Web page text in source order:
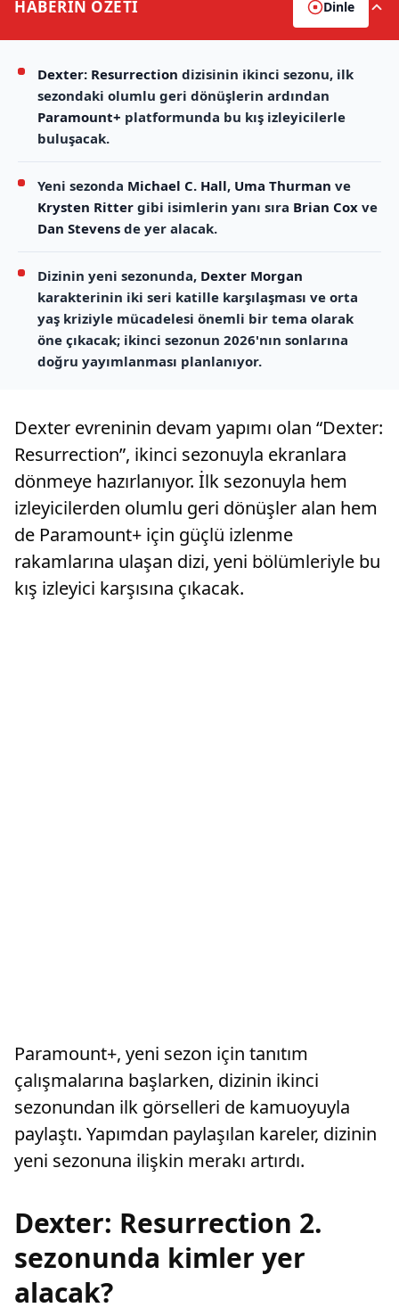
HABERİN ÖZETİ Dinle
Dexter: Resurrection dizisinin ikinci sezonu, ilk
sezondaki olumlu geri dönüşlerin ardından
Paramount+ platformunda bu kış izleyicilerle
buluşacak.
Yeni sezonda Michael C. Hall, Uma Thurman ve
Krysten Ritter gibi isimlerin yanı sıra Brian Cox ve
Dan Stevens de yer alacak.
Dizinin yeni sezonunda, Dexter Morgan
karakterinin iki seri katille karşılaşması ve orta
yaş kriziyle mücadelesi önemli bir tema olarak
öne çıkacak; ikinci sezonun 2026'nın sonlarına
doğru yayımlanması planlanıyor.
Dexter evreninin devam yapımı olan “Dexter:
Resurrection”, ikinci sezonuyla ekranlara
dönmeye hazırlanıyor. İlk sezonuyla hem
izleyicilerden olumlu geri dönüşler alan hem
de Paramount+ için güçlü izlenme
rakamlarına ulaşan dizi, yeni bölümleriyle bu
kış izleyici karşısına çıkacak.
Paramount+, yeni sezon için tanıtım
çalışmalarına başlarken, dizinin ikinci
sezonundan ilk görselleri de kamuoyuyla
paylaştı. Yapımdan paylaşılan kareler, dizinin
yeni sezonuna ilişkin merakı artırdı.
Dexter: Resurrection 2.
sezonunda kimler yer
alacak?